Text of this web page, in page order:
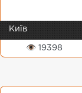
Київ
👁 19398